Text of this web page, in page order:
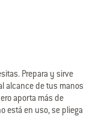
Prepara y sirve
alcance de tus manos
aporta más de
está en uso, se pliega